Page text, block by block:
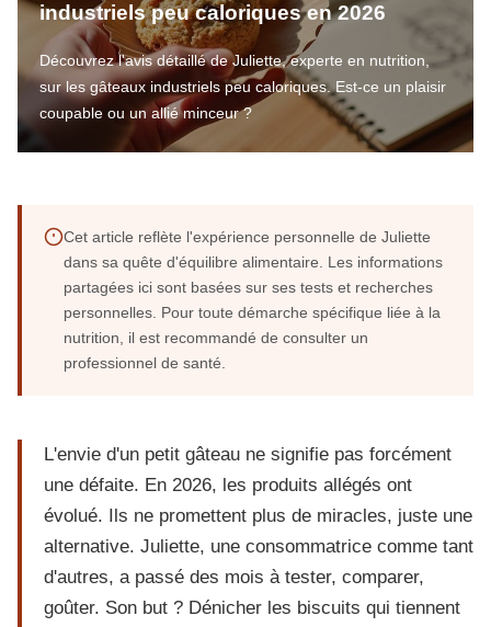
industriels peu caloriques en 2026
Découvrez l'avis détaillé de Juliette, experte en nutrition,
sur les gâteaux industriels peu caloriques. Est-ce un plaisir
coupable ou un allié minceur ?
Cet article reflète l'expérience personnelle de Juliette
dans sa quête d'équilibre alimentaire. Les informations
partagées ici sont basées sur ses tests et recherches
personnelles. Pour toute démarche spécifique liée à la
nutrition, il est recommandé de consulter un
professionnel de santé.
L'envie d'un petit gâteau ne signifie pas forcément
une défaite. En 2026, les produits allégés ont
évolué. Ils ne promettent plus de miracles, juste une
alternative. Juliette, une consommatrice comme tant
d'autres, a passé des mois à tester, comparer,
goûter. Son but ? Dénicher les biscuits qui tiennent